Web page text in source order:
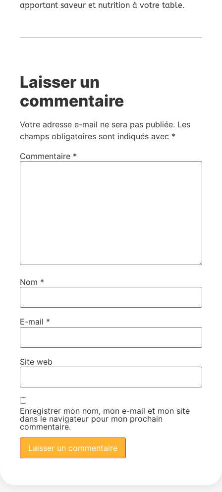
apportant saveur et nutrition à votre table.
Laisser un
commentaire
Votre adresse e-mail ne sera pas publiée. Les
champs obligatoires sont indiqués avec *
Commentaire *
Nom *
E-mail *
Site web
Enregistrer mon nom, mon e-mail et mon site
dans le navigateur pour mon prochain
commentaire.